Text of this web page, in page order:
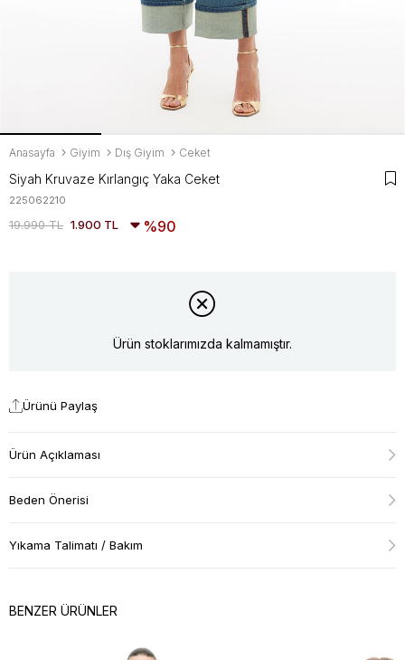
Anasayfa Giyim Dış Giyim Ceket
Siyah Kruvaze Kırlangıç Yaka Ceket
225062210
19.990 TL 1.900 TL 90
Ürün stoklarımızda kalmamıştır.
Ürünü Paylaş
Ürün Açıklaması
Beden Önerisi
Yıkama Talimatı / Bakım
BENZER ÜRÜNLER